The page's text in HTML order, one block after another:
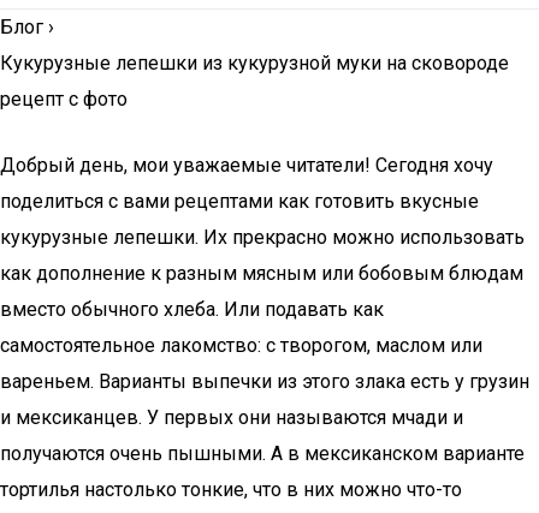
Блог ›
Кукурузные лепешки из кукурузной муки на сковороде
рецепт с фото
Добрый день, мои уважаемые читатели! Сегодня хочу
поделиться с вами рецептами как готовить вкусные
кукурузные лепешки. Их прекрасно можно использовать
как дополнение к разным мясным или бобовым блюдам
вместо обычного хлеба. Или подавать как
самостоятельное лакомство: с творогом, маслом или
вареньем. Варианты выпечки из этого злака есть у грузин
и мексиканцев. У первых они называются мчади и
получаются очень пышными. А в мексиканском варианте
тортилья настолько тонкие, что в них можно что-то